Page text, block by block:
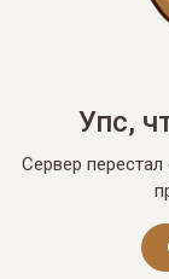
Упс,
Сервер